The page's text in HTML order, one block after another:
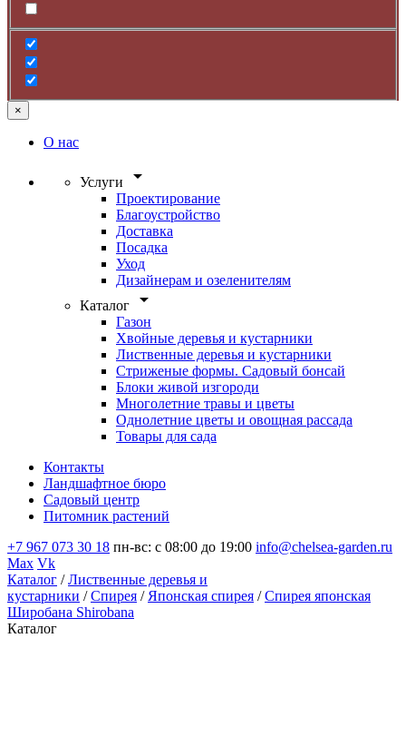
×
О нас
Услуги arrow_drop_down
Проектирование
Благоустройство
Доставка
Посадка
Уход
Дизайнерам и озеленителям
Каталог
arrow_drop_down
Газон
Хвойные деревья и кустарники
Лиственные деревья и кустарники
Стриженые формы. Садовый бонсай
Блоки живой изгороди
Многолетние травы и цветы
Однолетние цветы и овощная рассада
Товары для сада
Контакты
Ландшафтное бюро
Садовый центр
Питомник растений
+7 967 073 30 18 пн-вс: с 08:00 до 19:00 info@chelsea-garden.ru
Max Vk
Каталог /Лиственные деревья и
кустарники /Спирея / Японская спирея /Спирея японская
Широбана Shirobana
Каталог